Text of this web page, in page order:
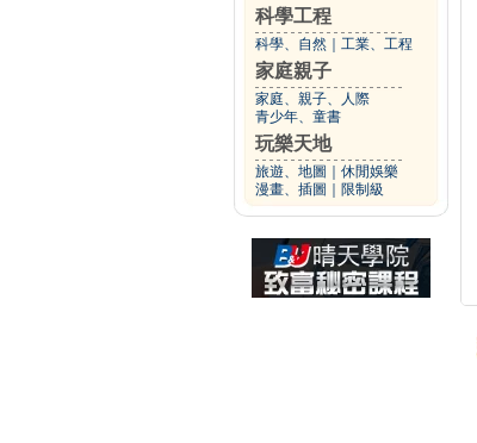
科學工程
科學、自然 工業、工程
家庭親子
家庭、親子、人際
青少年、童書
玩樂天地
旅遊、地圖
休閒娛樂
漫畫、插圖
限制級